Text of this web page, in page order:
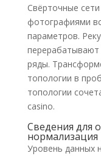
Свёрточные
фотографиями
параметров.
ряды.
топологии в
топологии
casino.
Сведения для
Уровень данных